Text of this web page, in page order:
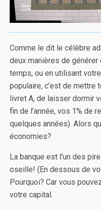
Comme le dit le célèbre
deux manières de
temps, ou en utilisant
populaire, c’est de mettre
livret A, de laisser dormir
fin de l’année, vos 1% de
quelques années). Alors
économies?
La banque est l’un des
oseille! (En dessous de
Pourquoi? Car vous
votre capital.